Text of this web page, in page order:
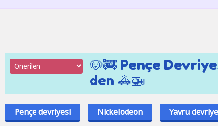
🐶🚒 Pençe
den 🚓🚁
Pençe devriyesi Nickelodeon Yavru devriye